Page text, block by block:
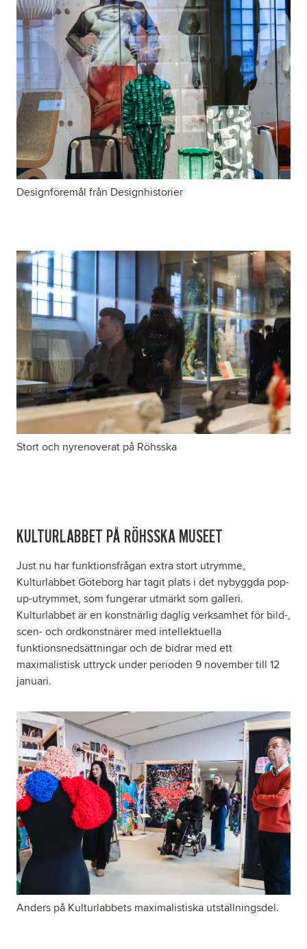
Designföremål från Designhistorier
Stort och nyrenoverat på Röhsska
KULTURLABBET PÅ RÖHSSKA MUSEET
Just nu har funktionsfrågan extra stort utrymme,
Kulturlabbet Göteborg har tagit plats i det nybyggda pop-
up-utrymmet, som fungerar utmärkt som galleri.
Kulturlabbet är en konstnärlig daglig verksamhet för bild-,
scen- och ordkonstnärer med intellektuella
funktionsnedsättningar och de bidrar med ett
maximalistisk uttryck under perioden 9 november till 12
januari.
Anders på Kulturlabbets maximalistiska utställningsdel.